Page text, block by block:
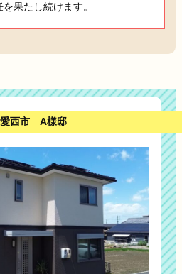
果たし続けます。
愛西市 A様邸